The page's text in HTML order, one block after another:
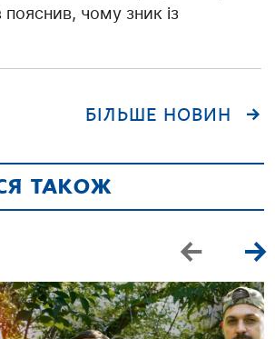
пояснив, чому зник із
БІЛЬШЕ НОВИН
ТАКОЖ